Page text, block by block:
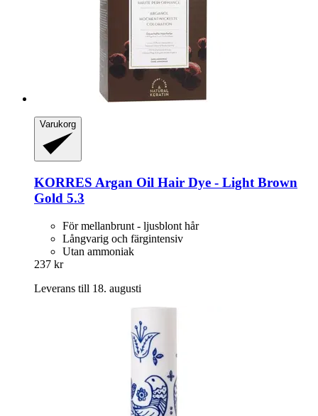
Varukorg
KORRES Argan Oil Hair Dye -​ Light Brown
Gold 5.3
För mellanbrunt - ljusblont hår
Långvarig och färgintensiv
Utan ammoniak
237 kr
Leverans till 18. augusti